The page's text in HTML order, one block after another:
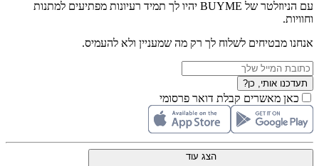
עם הניוזלטר של BUYME יהיו לך תמיד רעיונות מפתיעים למתנות
וחוויות.
אנחנו מבטיחים לשלוח לך רק מה שמעניין ולא להעמיס.
תעדכנו אותי, כן?
כאן מאשרים קבלת דואר פרסומי
הצג עוד